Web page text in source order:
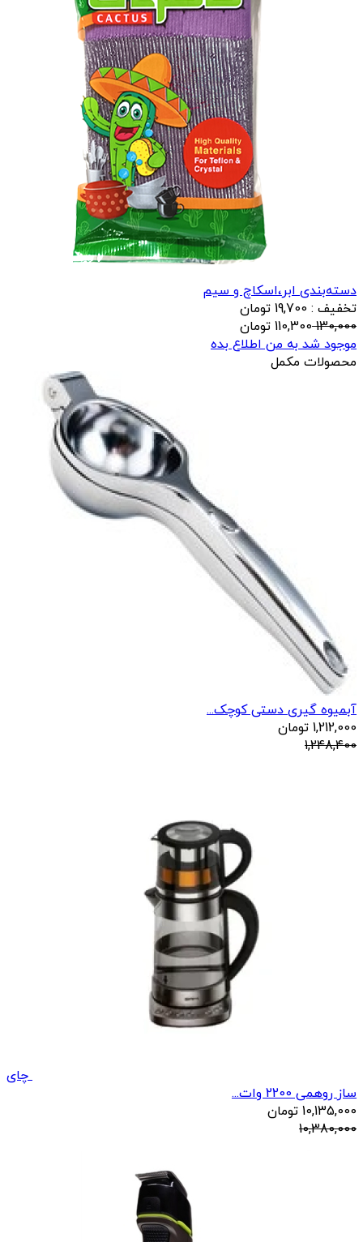
دسته‌بندی ابر،اسکاچ و سیم
تخفیف : 19,700 تومان
130,000
110,300 تومان
موجود شد به من اطلاع بده
محصولات مکمل
آبمیوه گیری دستی کوچک...
1,212,000 تومان
1,248,400
چای
ساز روهمی 2200 وات...
10,135,000 تومان
10,380,000